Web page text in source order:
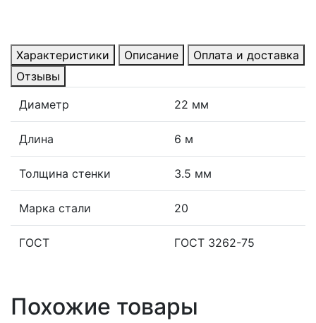
Характеристики Описание
Оплата и доставка
Отзывы
Диаметр
22 мм
Длина 6 м
Толщина стенки 3.5 мм
Марка стали 20
ГОСТ ГОСТ 3262-75
Похожие товары